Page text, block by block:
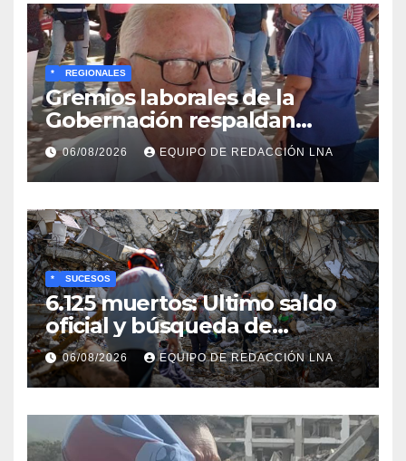
* REGIONALES
Gremios laborales de la
Gobernación respaldan
propuesta de Bono
Recreativo de 100 dólares
para jubilados, pensionados y
activos
06/08/2026 EQUIPO DE REDACCIÓN LNA
* SUCESOS
6.125 muertos: Ultimo saldo
oficial y búsqueda de
cadáveres continúa entre los
escombros
06/08/2026 EQUIPO DE REDACCIÓN LNA